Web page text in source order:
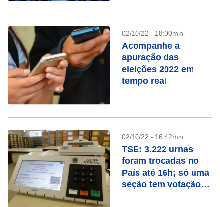
02/10/22 - 18:00min
Acompanhe a
apuração das
eleições 2022 em
tempo real
02/10/22 - 16:42min
TSE: 3.222 urnas
foram trocadas no
País até 16h; só uma
seção tem votação